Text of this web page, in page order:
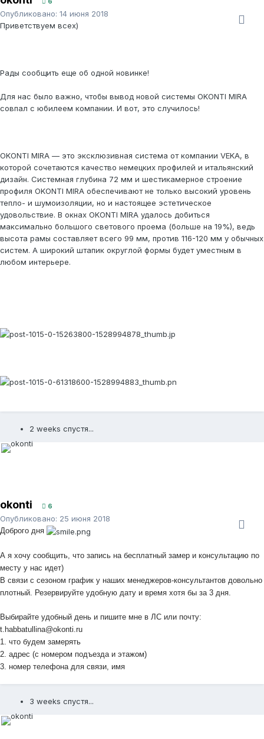
Опубликовано: 14 июня 2018
Приветствуем всех)
Рады сообщить еще об одной новинке!
Для нас было важно, чтобы вывод новой системы OKONTI MIRA
совпал с юбилеем компании. И вот, это случилось!
OKONTI MIRA — это эксклюзивная система от компании VEKA, в
которой сочетаются качество немецких профилей и итальянский
дизайн. Системная глубина 72 мм и шестикамерное строение
профиля OKONTI MIRA обеспечивают не только высокий уровень
тепло- и шумоизоляции, но и настоящее эстетическое
удовольствие. В окнах OKONTI MIRA удалось добиться
максимально большого светового проема (больше на 19%), ведь
высота рамы составляет всего 99 мм, против 116-120 мм у обычных
систем. А широкий штапик округлой формы будет уместным в
любом интерьере.
2 weeks спустя...
okonti 6
Опубликовано: 25 июня 2018
Доброго дня
А я хочу сообщить, что запись на бесплатный замер и консультацию по
месту у нас идет)
В связи с сезоном график у наших менеджеров-консультантов довольно
плотный. Резервируйте удобную дату и время хотя бы за 3 дня.
Выбирайте удобный день и пишите мне в ЛС или почту:
t.habbatullina@okonti.ru
1. что будем замерять
2. адрес (с номером подъезда и этажом)
3. номер телефона для связи, имя
3 weeks спустя...